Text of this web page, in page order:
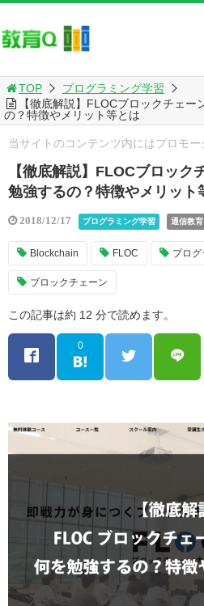
TOP
プログラミング学習
【徹底解説】FLOCブロックチェー
の？特徴やメリット等とは
当サイトのコンテンツ内にはプロモー
【徹底解説】FLOCブロック
勉強するの？特徴やメリット
2018/12/17 プログラミング学習 通信教育
Blockchain FLOC プロ
ブロックチェーン
この記事は約 12 分で読めます。
0